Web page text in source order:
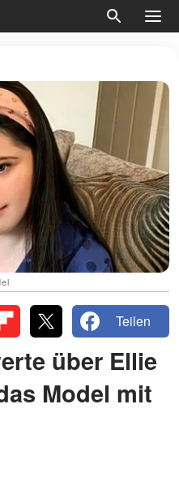
Teilen
über Ellie
Model mit